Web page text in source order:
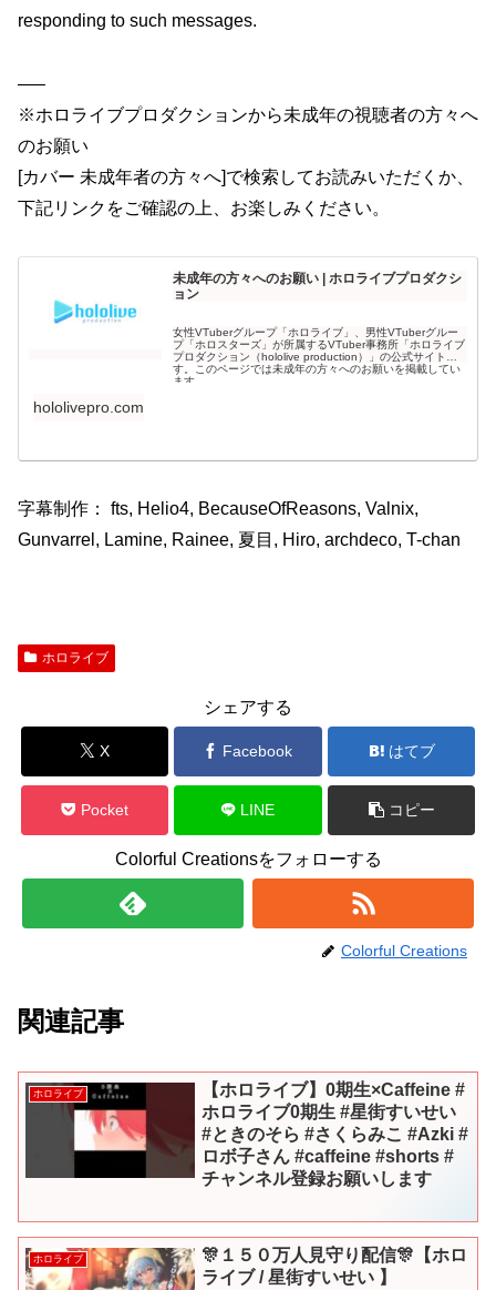
responding to such messages.
—–
※ホロライブプロダクションから未成年の視聴者の方々へ
のお願い
[カバー 未成年者の方々へ]で検索してお読みいただくか、
下記リンクをご確認の上、お楽しみください。
未成年の方々へのお願い | ホロライブプロダクシ
ョン
女性VTuberグループ「ホロライブ」、男性VTuberグルー
プ「ホロスターズ」が所属するVTuber事務所「ホロライブ
プロダクション（hololive production）」の公式サイトで
す。このページでは未成年の方々へのお願いを掲載してい
ます。
hololivepro.com
字幕制作： fts, Helio4, BecauseOfReasons, Valnix,
Gunvarrel, Lamine, Rainee, 夏目, Hiro, archdeco, T-chan
ホロライブ
シェアする
X Facebook はてブ
Pocket LINE コピー
Colorful Creationsをフォローする
Colorful Creations
関連記事
ホロライブ
【ホロライブ】0期生×Caffeine #
ホロライブ0期生 #星街すいせい
#ときのそら #さくらみこ #Azki #
ロボ子さん #caffeine #shorts #
チャンネル登録お願いします
ホロライブ
🎊１５０万人見守り配信🎊【ホロ
ライブ / 星街すいせい 】